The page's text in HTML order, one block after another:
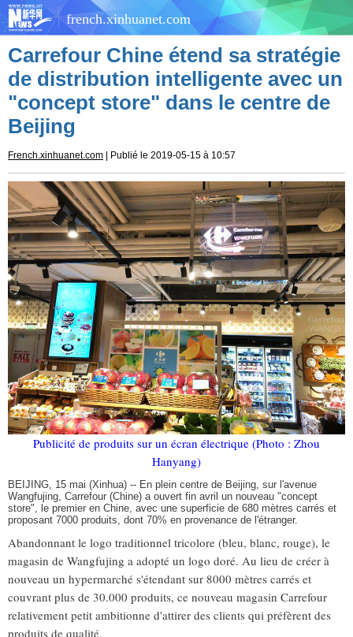
french.xinhuanet.com
Carrefour Chine étend sa stratégie
de distribution intelligente avec un
"concept store" dans le centre de
Beijing
French.xinhuanet.com | Publié le 2019-05-15 à 10:57
Publicité de produits sur un écran électrique (Photo : Zhou
Hanyang)
BEIJING, 15 mai (Xinhua) -- En plein centre de Beijing, sur l'avenue
Wangfujing, Carrefour (Chine) a ouvert fin avril un nouveau "concept
store", le premier en Chine, avec une superficie de 680 mètres carrés et
proposant 7000 produits, dont 70% en provenance de l'étranger.
Abandonnant le logo traditionnel tricolore (bleu, blanc, rouge), le
magasin de Wangfujing a adopté un logo doré. Au lieu de créer à
nouveau un hypermarché s'étendant sur 8000 mètres carrés et
couvrant plus de 30.000 produits, ce nouveau magasin Carrefour
relativement petit ambitionne d'attirer des clients qui préfèrent des
produits de qualité.